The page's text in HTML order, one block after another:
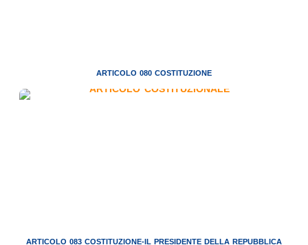
ARTICOLO 080 COSTITUZIONE
ARTICOLO 083 COSTITUZIONE-IL PRESIDENTE DELLA REPUBBLICA